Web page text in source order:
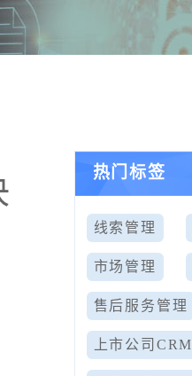
热门标签
线索管理
市场管理
售后服务管理
上市公司CRM